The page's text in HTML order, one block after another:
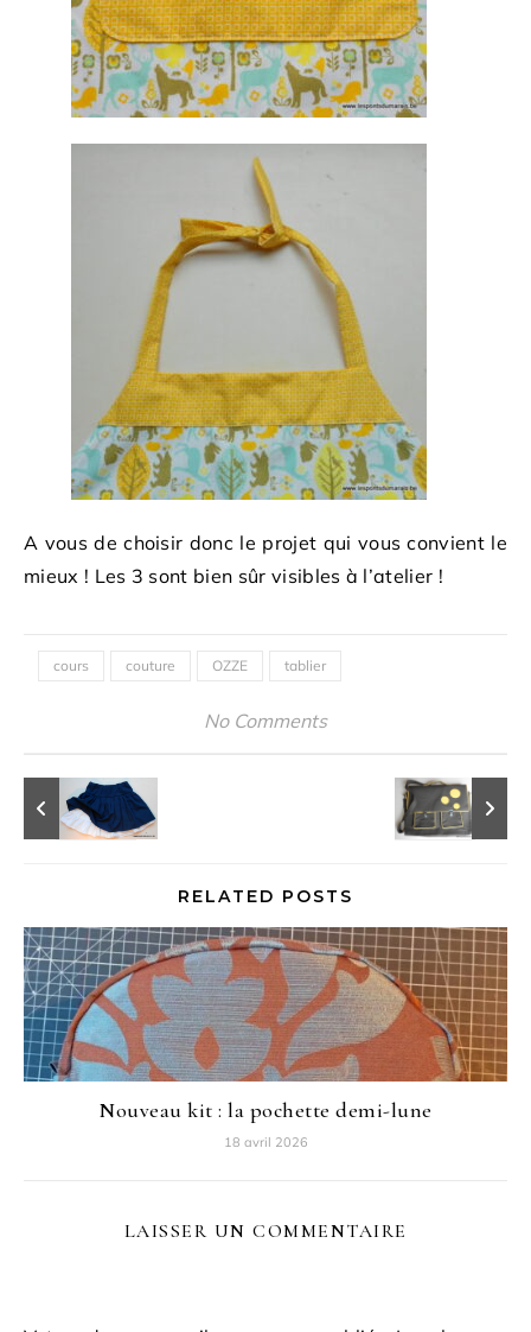
A vous de choisir donc le projet qui vous convient le
mieux ! Les 3 sont bien sûr visibles à l’atelier !
cours couture OZZE tablier
No Comments
RELATED POSTS
Nouveau kit : la pochette demi-lune
18 avril 2026
LAISSER UN COMMENTAIRE